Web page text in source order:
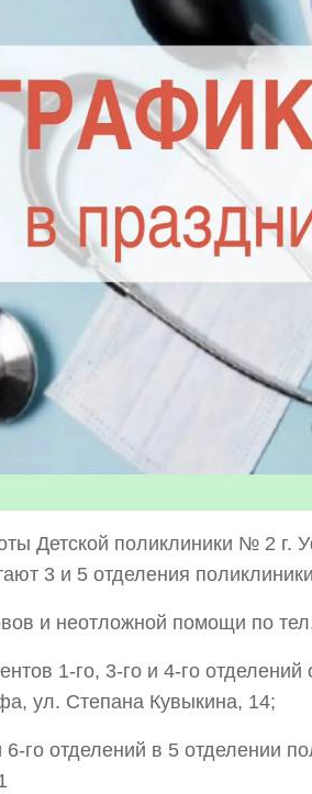
Детской поликлиники № 2 г.
3 и 5 отделения
и неотложной помощи по
1-го, 3-го и 4-го
ул. Степана Кувыкина, 14;
6-го отделений в 5 отделении